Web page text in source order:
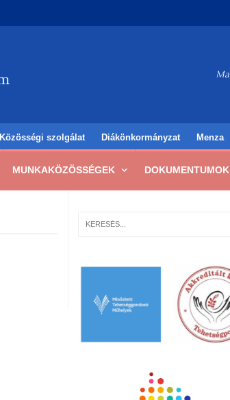
Közösségi szolgálat Diákönkormányzat Menza
MUNKAKÖZÖSSÉGEK DOKUMENTUMOK